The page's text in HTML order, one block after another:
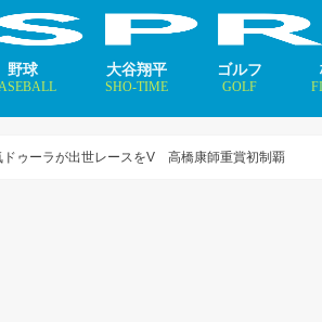
野球 大谷翔平
SHO-TIME
ゴルフ
GOLF
ドゥーラが出世レースをV 高橋康師重賞初制覇